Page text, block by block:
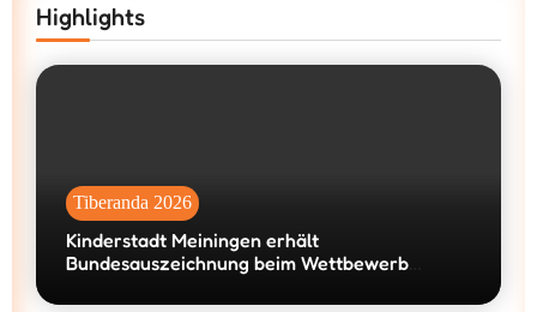
Highlights
Tiberanda 2026
Kinderstadt Meiningen erhält
Bundesauszeichnung beim Wettbewerb